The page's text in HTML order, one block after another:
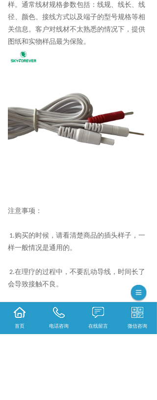
样。通常线材规格参数包括：线规、线长、线
径、颜色、接线方式以及端子的型号规格等相
关信息。客户对线材不太熟悉的情况下，提供
图纸和实物样品最为保险。
注意事项：
1.购买的时候，请看清楚商品的插头样子，一
样一般情况是通用的。
2.在理疗的过程中，不要乱动导线，时间长了
会导致接触不良。
理疗时间结束后，建议不要经常把导线缠起
首页 电话咨询 在线留言 微信咨询